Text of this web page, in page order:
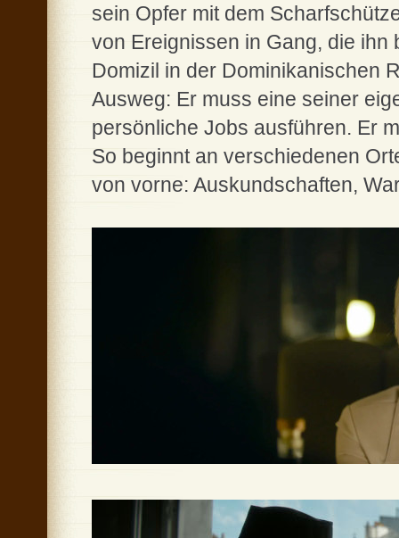
sein Opfer mit dem
von Ereignissen in Gang, die
Domizil in der Dominikanischen
Ausweg: Er muss eine seiner
persönliche Jobs ausführen. Er
So beginnt an verschiedenen
von vorne: Auskundschaften,